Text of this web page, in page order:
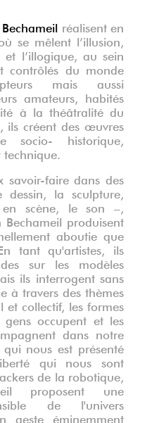
réalisent en
se mêlent l’illusion,
et l’illogique, au sein
contrôlés du monde
mais aussi
amateurs, habités
à la théâtralité du
ils créent des œuvres
socio- historique,
technique.
savoir-faire dans des
dessin, la sculpture,
en scène, le son –,
Bechameil produisent
aboutie que
En tant qu'artistes, ils
sur les modèles
ils interrogent sans
à travers des thèmes
et collectif, les formes
gens occupent et les
dans notre
nous est présenté
qui nous sont
de la robotique,
proposent une
de l'univers
geste éminemment